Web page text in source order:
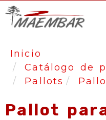
Inicio
Catálogo de
Pallots
Pallot